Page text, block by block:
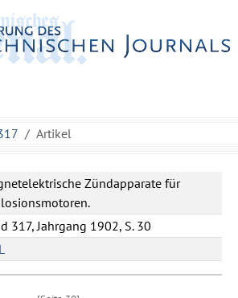
Artikel
Zündapparate für
317, Jahrgang 1902, S. 30